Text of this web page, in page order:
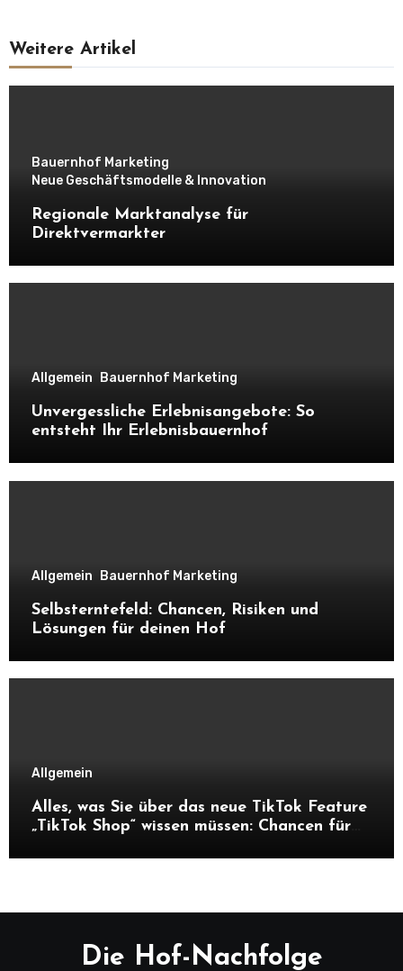
Weitere Artikel
Bauernhof Marketing
Neue Geschäftsmodelle & Innovation
Regionale Marktanalyse für
Direktvermarkter
Allgemein Bauernhof Marketing
Unvergessliche Erlebnisangebote: So
entsteht Ihr Erlebnisbauernhof
Allgemein Bauernhof Marketing
Selbsterntefeld: Chancen, Risiken und
Lösungen für deinen Hof
Allgemein
Alles, was Sie über das neue TikTok Feature
„TikTok Shop“ wissen müssen: Chancen für
Die Hof-Nachfolge